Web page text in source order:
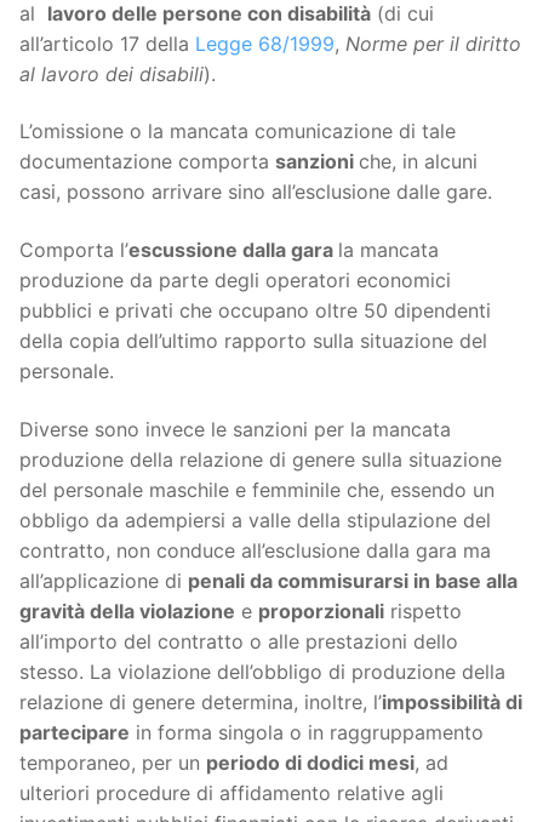
al lavoro delle persone con disabilità (di cui
all’articolo 17 della Legge 68/1999, Norme per il diritto
al lavoro dei disabili).
L’omissione o la mancata comunicazione di tale
documentazione comporta sanzioni che, in alcuni
casi, possono arrivare sino all’esclusione dalle gare.
Comporta l’escussione dalla gara la mancata
produzione da parte degli operatori economici
pubblici e privati che occupano oltre 50 dipendenti
della copia dell’ultimo rapporto sulla situazione del
personale.
Diverse sono invece le sanzioni per la mancata
produzione della relazione di genere sulla situazione
del personale maschile e femminile che, essendo un
obbligo da adempiersi a valle della stipulazione del
contratto, non conduce all’esclusione dalla gara ma
all’applicazione di penali da commisurarsi in base alla
gravità della violazione e proporzionali rispetto
all’importo del contratto o alle prestazioni dello
stesso. La violazione dell’obbligo di produzione della
relazione di genere determina, inoltre, l’impossibilità di
partecipare in forma singola o in raggruppamento
temporaneo, per un periodo di dodici mesi, ad
ulteriori procedure di affidamento relative agli